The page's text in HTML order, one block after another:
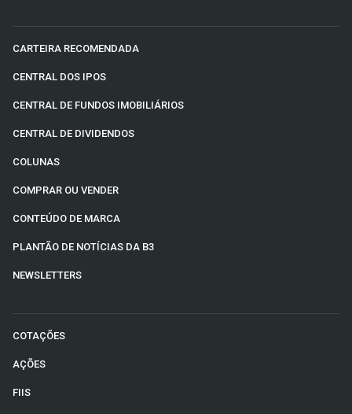
CARTEIRA RECOMENDADA
CENTRAL DOS IPOS
CENTRAL DE FUNDOS IMOBILIÁRIOS
CENTRAL DE DIVIDENDOS
COLUNAS
COMPRAR OU VENDER
CONTEÚDO DE MARCA
PLANTÃO DE NOTÍCIAS DA B3
NEWSLETTERS
COTAÇÕES
AÇÕES
FIIS